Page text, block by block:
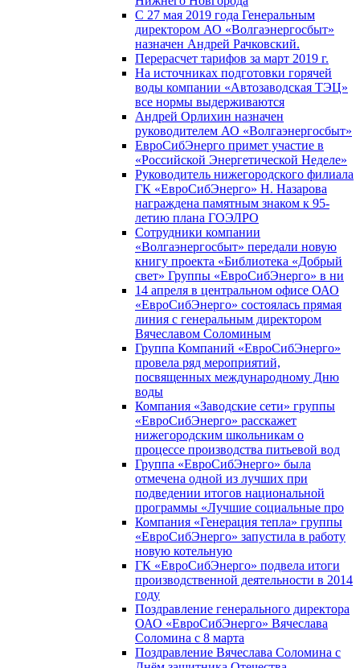
С 27 мая 2019 года Генеральным
директором АО «Волгаэнергосбыт»
назначен Андрей Рачковский.
Перерасчет тарифов за март 2019 г.
На источниках подготовки горячей
воды компании «Автозаводская ТЭЦ»
все нормы выдерживаются
Андрей Орлихин назначен
руководителем АО «Волгаэнергосбыт»
ЕвроСибЭнерго примет участие в
«Российской Энергетической Неделе»
Руководитель нижегородского филиала
ГК «ЕвроСибЭнерго» Н. Назарова
награждена памятным знаком к 95-
летию плана ГОЭЛРО
Сотрудники компании
«Волгаэнергосбыт» передали новую
книгу проекта «Библиотека «Добрый
свет» Группы «ЕвроСибЭнерго» в ни
14 апреля в центральном офисе ОАО
«ЕвроСибЭнерго» состоялась прямая
линия с генеральным директором
Вячеславом Соломиным
Группа Компаний «ЕвроСибЭнерго»
провела ряд мероприятий,
посвященных международному Дню
воды
Компания «Заводские сети» группы
«ЕвроСибЭнерго» расскажет
нижегородским школьникам о
процессе производства питьевой вод
Группа «ЕвроСибЭнерго» была
отмечена одной из лучших при
подведении итогов национальной
программы «Лучшие социальные про
Компания «Генерация тепла» группы
«ЕвроСибЭнерго» запустила в работу
новую котельную
ГК «ЕвроСибЭнерго» подвела итоги
производственной деятельности в 2014
году
Поздравление генерального директора
ОАО «ЕвроСибЭнерго» Вячеслава
Соломина с 8 марта
Поздравление Вячеслава Соломина с